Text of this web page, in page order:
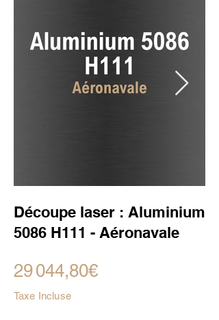
Découpe laser : Aluminium
5086 H111 - Aéronavale
29 044,80€
Taxe Incluse